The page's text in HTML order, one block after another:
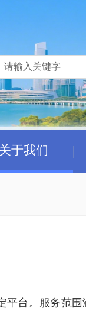
关于我们
平台。服务范围